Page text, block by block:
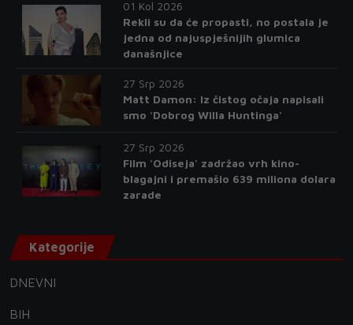
01 Kol 2026
Rekli su da će propasti, no postala je
jedna od najuspješnijih glumica
današnjice
27 Srp 2026
Matt Damon: Iz čistog očaja napisali
smo 'Dobrog Willa Huntinga'
27 Srp 2026
Film 'Odiseja' zadržao vrh kino-
blagajni i premašio 639 miliona dolara
zarade
Kategorije
DNEVNI
BIH